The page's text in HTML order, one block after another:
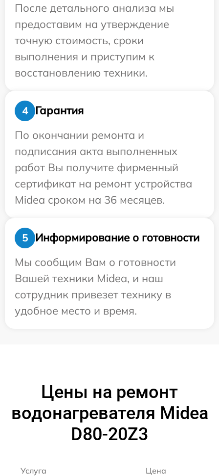
После детального анализа мы
предоставим на утверждение
точную стоимость, сроки
выполнения и приступим к
восстановлению техники.
4
Гарантия
По окончании ремонта и
подписания акта выполненных
работ Вы получите фирменный
сертификат на ремонт устройства
Midea сроком на 36 месяцев.
5
Информирование о готовности
Мы сообщим Вам о готовности
Вашей техники Midea, и наш
сотрудник привезет технику в
удобное место и время.
Цены на ремонт
водонагревателя Midea
D80-20Z3
Услуга Цена